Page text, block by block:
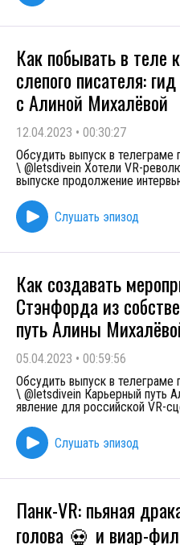
Как побывать в теле
слепого писателя:
с Алиной Михалëвой
12.04.2023 • 00:30:27
Обсудить выпуск в
\ @letsdivein Хотели VR-
выпуске продолжение
Слушать эпизод
Как создавать
Стэнфорда из
путь Алины
05.04.2023 • 00:59:56
Обсудить выпуск в
\ @letsdivein Карьерный путь
явление для российской VR-
Слушать эпизод
Панк-VR: пьяная
голова 💀 и виар-